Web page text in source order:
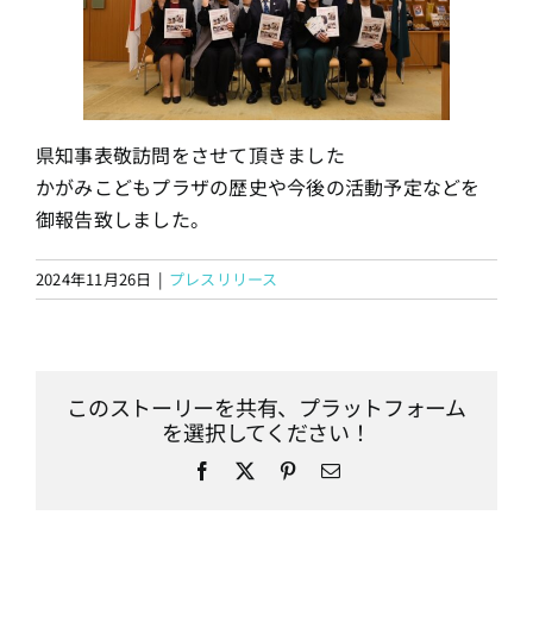
県知事表敬訪問をさせて頂きました
かがみこどもプラザの歴史や今後の活動予定などを
御報告致しました。
2024年11月26日 | プレスリリース
このストーリーを共有、プラットフォーム
を選択してください！
Facebook Pinterest
電